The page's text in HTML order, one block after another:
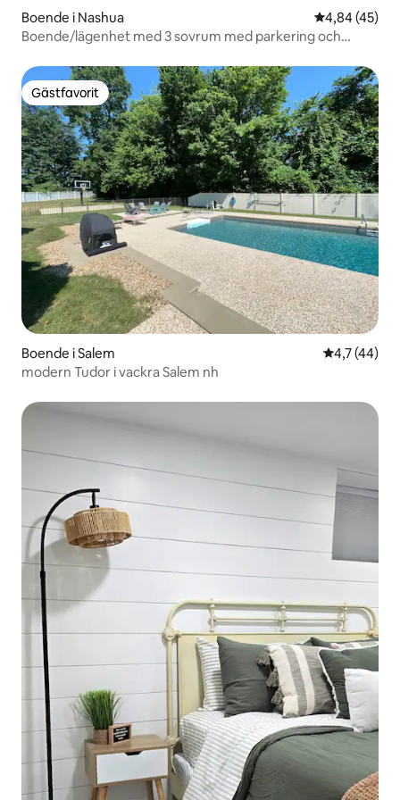
Boende i Nashua 4,84 av 5 i
4,84 (45)
Boende/lägenhet med 3 sovrum med parkering och
Gästfavorit
Gästfavorit
Boende i Salem 4,7 av 5 i
4,7 (44)
modern Tudor i vackra Salem nh